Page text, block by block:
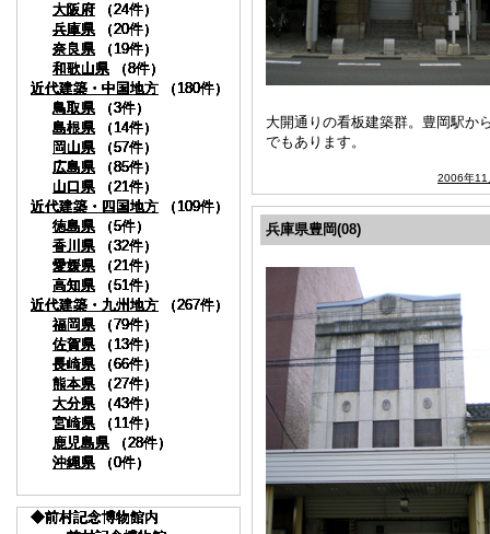
大阪府 （24件）
兵庫県 （20件）
奈良県 （19件）
和歌山県 （8件）
近代建築・中国地方 （180件）
鳥取県 （3件）
島根県 （14件）
岡山県 （57件）
広島県 （85件）
山口県 （21件）
近代建築・四国地方 （109件）
徳島県 （5件）
香川県 （32件）
愛媛県 （21件）
高知県 （51件）
近代建築・九州地方 （267件）
福岡県 （79件）
佐賀県 （13件）
長崎県 （66件）
熊本県 （27件）
大分県 （43件）
宮崎県 （11件）
鹿児島県 （28件）
沖縄県 （0件）
◆前村記念博物館内
大開通りの看板建築群。豊岡駅か
でもあります。
2006年11
大阪府 （24件）
兵庫県 （20件）
奈良県 （19件）
和歌山県 （8件）
近代建築・中国地方 （180件）
鳥取県 （3件）
島根県 （14件）
岡山県 （57件）
広島県 （85件）
山口県 （21件）
近代建築・四国地方 （109件）
徳島県 （5件）
香川県 （32件）
愛媛県 （21件）
高知県 （51件）
近代建築・九州地方 （267件）
福岡県 （79件）
佐賀県 （13件）
長崎県 （66件）
熊本県 （27件）
大分県 （43件）
宮崎県 （11件）
鹿児島県 （28件）
沖縄県 （0件）
◆前村記念博物館内
兵庫県豊岡(08)
大阪府 （24件）
兵庫県 （20件）
奈良県 （19件）
和歌山県 （8件）
近代建築・中国地方 （180件）
鳥取県 （3件）
島根県 （14件）
岡山県 （57件）
広島県 （85件）
山口県 （21件）
近代建築・四国地方 （109件）
徳島県 （5件）
香川県 （32件）
愛媛県 （21件）
高知県 （51件）
近代建築・九州地方 （267件）
福岡県 （79件）
佐賀県 （13件）
長崎県 （66件）
熊本県 （27件）
大分県 （43件）
宮崎県 （11件）
鹿児島県 （28件）
沖縄県 （0件）
◆前村記念博物館内
大阪府 （24件）
兵庫県 （20件）
奈良県 （19件）
和歌山県 （8件）
近代建築・中国地方 （180件）
鳥取県 （3件）
島根県 （14件）
岡山県 （57件）
広島県 （85件）
山口県 （21件）
近代建築・四国地方 （109件）
徳島県 （5件）
香川県 （32件）
愛媛県 （21件）
高知県 （51件）
近代建築・九州地方 （267件）
福岡県 （79件）
佐賀県 （13件）
長崎県 （66件）
熊本県 （27件）
大分県 （43件）
宮崎県 （11件）
鹿児島県 （28件）
沖縄県 （0件）
◆前村記念博物館内
大阪府 （24件）
兵庫県 （20件）
奈良県 （19件）
和歌山県 （8件）
近代建築・中国地方 （180件）
鳥取県 （3件）
島根県 （14件）
岡山県 （57件）
広島県 （85件）
山口県 （21件）
近代建築・四国地方 （109件）
徳島県 （5件）
香川県 （32件）
愛媛県 （21件）
高知県 （51件）
近代建築・九州地方 （267件）
福岡県 （79件）
佐賀県 （13件）
長崎県 （66件）
熊本県 （27件）
大分県 （43件）
宮崎県 （11件）
鹿児島県 （28件）
沖縄県 （0件）
◆前村記念博物館内
大阪府 （24件）
兵庫県 （20件）
奈良県 （19件）
和歌山県 （8件）
近代建築・中国地方 （180件）
鳥取県 （3件）
島根県 （14件）
岡山県 （57件）
広島県 （85件）
山口県 （21件）
近代建築・四国地方 （109件）
徳島県 （5件）
香川県 （32件）
愛媛県 （21件）
高知県 （51件）
近代建築・九州地方 （267件）
福岡県 （79件）
佐賀県 （13件）
長崎県 （66件）
熊本県 （27件）
大分県 （43件）
宮崎県 （11件）
鹿児島県 （28件）
沖縄県 （0件）
◆前村記念博物館内
大阪府 （24件）
兵庫県 （20件）
奈良県 （19件）
和歌山県 （8件）
近代建築・中国地方 （180件）
鳥取県 （3件）
島根県 （14件）
岡山県 （57件）
広島県 （85件）
山口県 （21件）
近代建築・四国地方 （109件）
徳島県 （5件）
香川県 （32件）
愛媛県 （21件）
高知県 （51件）
近代建築・九州地方 （267件）
福岡県 （79件）
佐賀県 （13件）
長崎県 （66件）
熊本県 （27件）
大分県 （43件）
宮崎県 （11件）
鹿児島県 （28件）
沖縄県 （0件）
◆前村記念博物館内
大阪府 （24件）
兵庫県 （20件）
奈良県 （19件）
和歌山県 （8件）
近代建築・中国地方 （180件）
鳥取県 （3件）
島根県 （14件）
岡山県 （57件）
広島県 （85件）
山口県 （21件）
近代建築・四国地方 （109件）
徳島県 （5件）
香川県 （32件）
愛媛県 （21件）
高知県 （51件）
近代建築・九州地方 （267件）
福岡県 （79件）
佐賀県 （13件）
長崎県 （66件）
熊本県 （27件）
大分県 （43件）
宮崎県 （11件）
鹿児島県 （28件）
沖縄県 （0件）
◆前村記念博物館内
大阪府 （24件）
兵庫県 （20件）
奈良県 （19件）
和歌山県 （8件）
近代建築・中国地方 （180件）
鳥取県 （3件）
島根県 （14件）
岡山県 （57件）
広島県 （85件）
山口県 （21件）
近代建築・四国地方 （109件）
徳島県 （5件）
香川県 （32件）
愛媛県 （21件）
高知県 （51件）
近代建築・九州地方 （267件）
福岡県 （79件）
佐賀県 （13件）
長崎県 （66件）
熊本県 （27件）
大分県 （43件）
宮崎県 （11件）
鹿児島県 （28件）
沖縄県 （0件）
◆前村記念博物館内